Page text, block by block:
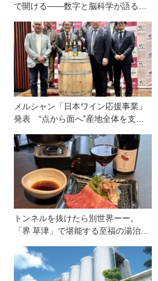
で開ける——数字と脳科学が語る栓
メルシャン「日本ワイン応援事業」
発表 “点から面へ”産地全体を支え
トンネルを抜けたら別世界ーー。
「界 草津」で堪能する至福の湯治と